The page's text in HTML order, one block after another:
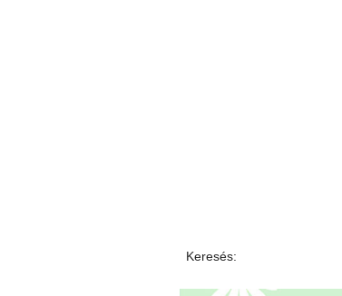
Keresés: